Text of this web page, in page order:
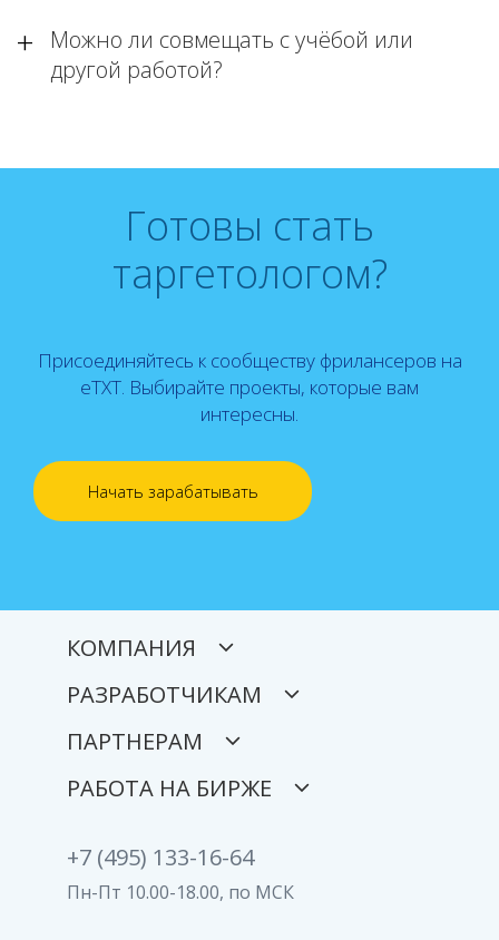
Можно ли совмещать с учёбой или
другой работой?
Готовы стать
таргетологом?
Присоединяйтесь к сообществу фрилансеров на
eTXT. Выбирайте проекты, которые вам
интересны.
Начать зарабатывать
КОМПАНИЯ
РАЗРАБОТЧИКАМ
ПАРТНЕРАМ
РАБОТА НА БИРЖЕ
+7 (495) 133-16-64
Пн-Пт 10.00-18.00, по МСК